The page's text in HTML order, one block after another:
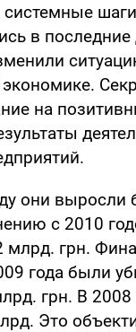
в последние
экономике.
на
они выросли
с 2010
млрд. грн.
года были
грн. В
Это